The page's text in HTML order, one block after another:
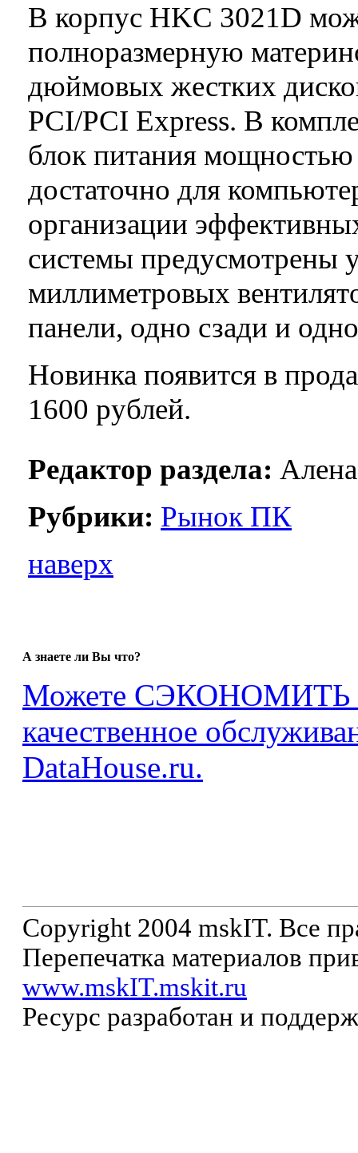
В корпус HKC 3021D
полноразмерную
дюймовых жестких
PCI/PCI Express. В
блок питания
достаточно для
организации
системы предусмотрены
миллиметровых
панели, одно сзади и
Новинка появится в
1600 рублей.
Редактор раздела:
Рубрики: Рынок ПК
наверх
А знаете ли Вы что?
Можете СЭКОНОМИТЬ
качественное
DataHouse.ru.
Copyright 2004 mskIT. Все
Перепечатка материалов
www.mskIT.mskit.ru
Ресурс разработан и